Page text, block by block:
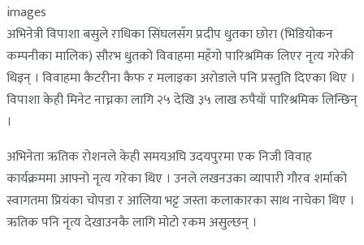
images
अभिनेत्री विपाशा बसुले राधिका सिंघलसँग प्रदीप धुतका छोरा (भिडियोकन
कम्पनीका मालिक) सौरभ धुतको विवाहमा महँगो पारिश्रमिक लिएर नृत्य गरेकी
थिइन् । विवाहमा कैटरीना कैफ र मलाइका अरोडाले पनि प्रस्तुति दिएका थिए ।
विपाशा केही मिनेट नाच्नका लागि २५ देखि ३५ लाख रुपैयाँ पारिश्रमिक लिन्छिन्
।
अभिनेता ऋतिक रोशनले केही समयअघि उदयपुरमा एक निजी विवाह
कार्यक्रममा आफ्नो नृत्य गरेका थिए । उनले लखनउका व्यापारी गौरव शर्माको
स्वागतमा प्रियंका चोपडा र आलिया भट्ट जस्ता कलाकारका साथ नाचेका थिए ।
ऋतिक पनि नृत्य देखाउनकै लागि मोटो रकम असुल्छन् ।